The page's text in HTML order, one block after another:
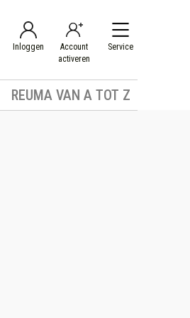
Inloggen
Account
activeren
Service
REUMA VAN A TOT Z